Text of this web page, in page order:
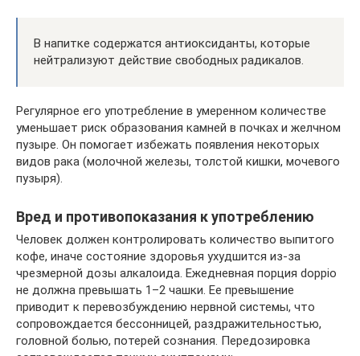
В напитке содержатся антиоксиданты, которые
нейтрализуют действие свободных радикалов.
Регулярное его употребление в умеренном количестве
уменьшает риск образования камней в почках и желчном
пузыре. Он помогает избежать появления некоторых
видов рака (молочной железы, толстой кишки, мочевого
пузыря).
Вред и противопоказания к употреблению
Человек должен контролировать количество выпитого
кофе, иначе состояние здоровья ухудшится из-за
чрезмерной дозы алкалоида. Ежедневная порция doppio
не должна превышать 1–2 чашки. Ее превышение
приводит к перевозбуждению нервной системы, что
сопровождается бессонницей, раздражительностью,
головной болью, потерей сознания. Передозировка